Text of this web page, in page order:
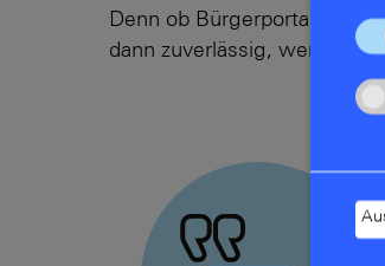
Denn ob Bürgerportal,
dann zuverlässig, wenn die